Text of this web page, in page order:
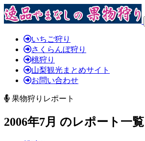
いちご狩り
さくらんぼ狩り
桃狩り
山梨観光まとめサイト
お問い合わせ
果物狩りレポート
2006年7月 のレポート一覧